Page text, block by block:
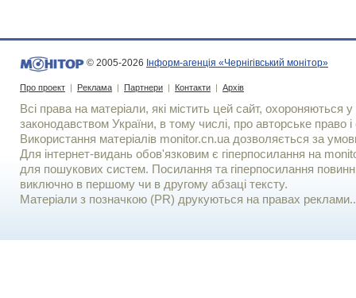
© 2005-2026 Інформ-агенція «Чернігівський монітор»
Про проект | Реклама | Партнери | Контакти | Архів
Всі права на матеріали, які містить цей сайт, охороняються у
законодавством України, в тому числі, про авторське право і
Використання матерiалiв monitor.cn.ua дозволяється за
Для iнтернет-видань обов'язковим є гiперпосилання на
для пошукових систем. Посилання та гіперпосилання
виключно в першому чи в другому абзаці тексту.
Матеріали з позначкою (PR) друкуються на правах реклами..